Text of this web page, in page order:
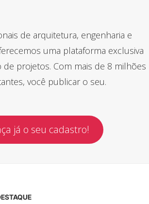
de arquitetura, engenharia e
uma plataforma exclusiva
de projetos. Com mais de 8 milhões
você publicar o seu.
já o seu cadastro!